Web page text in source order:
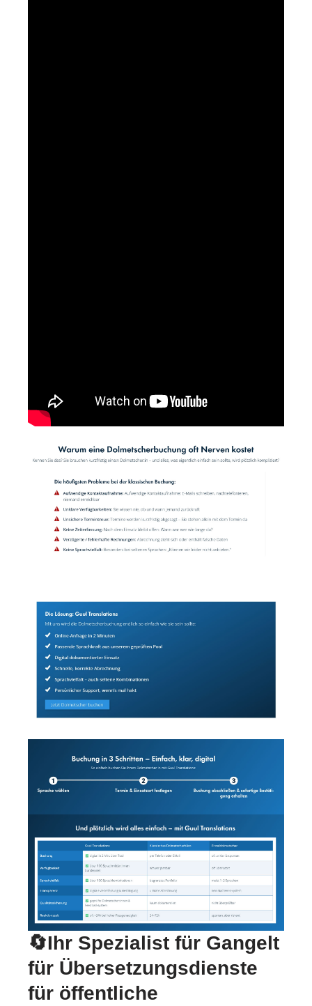
🔄Ihr Spezialist für Gangelt
für Übersetzungsdienste
für öffentliche